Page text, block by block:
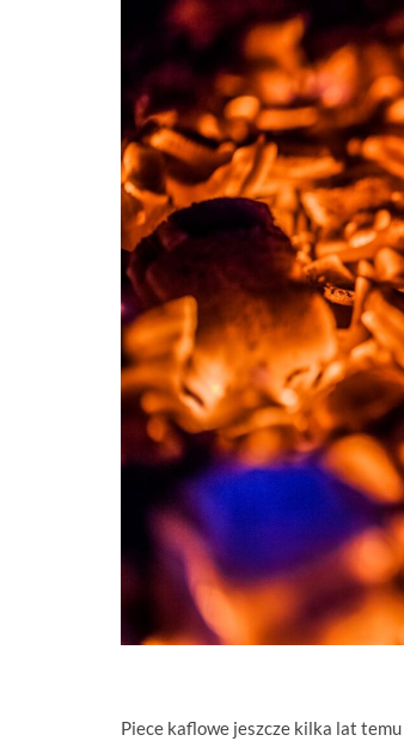
Piece kaflowe jeszcze kilka lat